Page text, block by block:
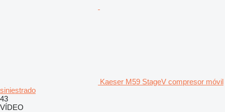
Kaeser M59 StageV compresor móvil
siniestrado
43
VÍDEO